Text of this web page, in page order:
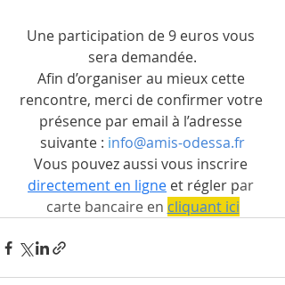
Une participation de 9 euros vous
sera demandée.
Afin d’organiser au mieux cette
rencontre, merci de confirmer votre
présence par email à l’adresse
suivante : info@amis-odessa.fr
Vous pouvez aussi vous inscrire
directement en ligne et régler par
carte bancaire en cliquant ici